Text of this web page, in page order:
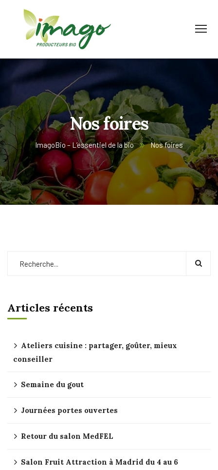
Nos foires
ImagoBio – L’essentiel de la bio Nos foires
Articles récents
Ateliers cuisine : partager, goûter, mieux
conseiller
Semaine du gout
Journées portes ouvertes
Retour du salon MedFEL
Salon Fruit Attraction à Madrid du 4 au 6